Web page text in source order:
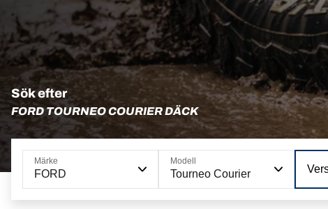
Sök efter
FORD TOURNEO COURIER DÄCK
Märke
FORD
Modell
Tourneo Courier